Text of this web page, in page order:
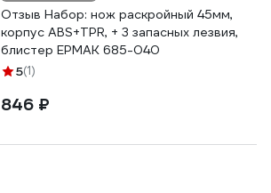
Отзыв Набор: нож раскройный 45мм,
корпус ABS+TPR, + 3 запасных лезвия,
блистер ЕРМАК 685-040
5(1)
846 ₽